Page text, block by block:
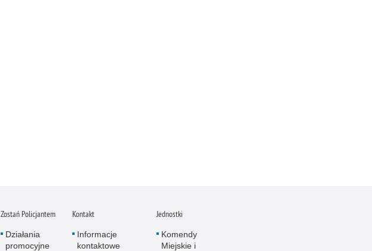
Zostań Policjantem
Działania
promocyjne
Kontakt
Informacje
kontaktowe
Jednostki
Komendy
Miejskie i